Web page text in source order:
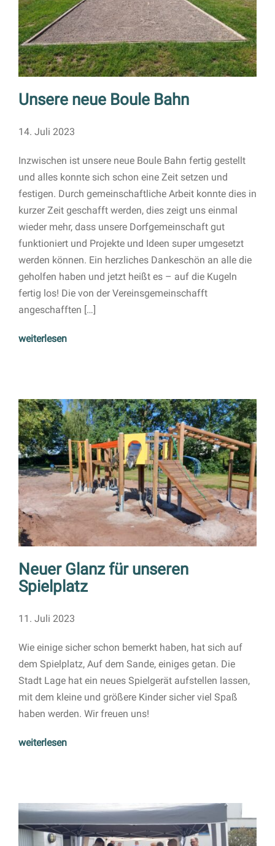
Unsere neue Boule Bahn
14. Juli 2023
Inzwischen ist unsere neue Boule Bahn fertig gestellt
und alles konnte sich schon eine Zeit setzen und
festigen. Durch gemeinschaftliche Arbeit konnte dies in
kurzer Zeit geschafft werden, dies zeigt uns einmal
wieder mehr, dass unsere Dorfgemeinschaft gut
funktioniert und Projekte und Ideen super umgesetzt
werden können. Ein herzliches Dankeschön an alle die
geholfen haben und jetzt heißt es – auf die Kugeln
fertig los! Die von der Vereinsgemeinschafft
angeschafften […]
weiterlesen
Neuer Glanz für unseren
Spielplatz
11. Juli 2023
Wie einige sicher schon bemerkt haben, hat sich auf
dem Spielplatz, Auf dem Sande, einiges getan. Die
Stadt Lage hat ein neues Spielgerät aufstellen lassen,
mit dem kleine und größere Kinder sicher viel Spaß
haben werden. Wir freuen uns!
weiterlesen